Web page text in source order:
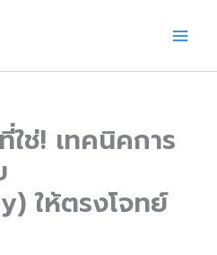
ช่! เทคนิคการ
ให้ตรงโจทย์